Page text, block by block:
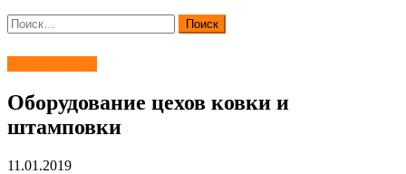
Найти:
Оборудование цехов ковки и
штамповки
11.01.2019